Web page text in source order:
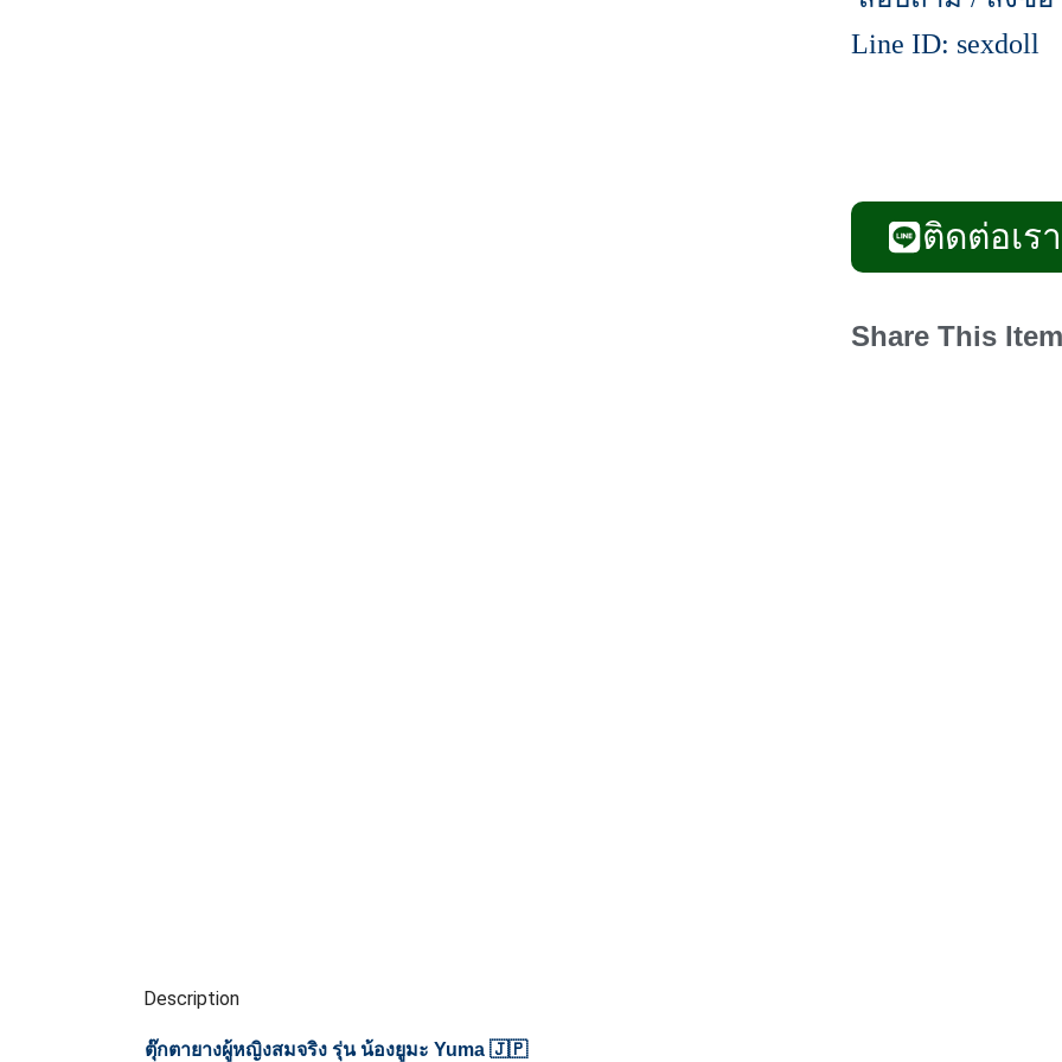
Line ID: sexdoll
ติดต่อเรา
Share This
Description
ตุ๊กตายางผู้หญิงสมจริง รุ่น น้องยูมะ Yuma 🇯🇵